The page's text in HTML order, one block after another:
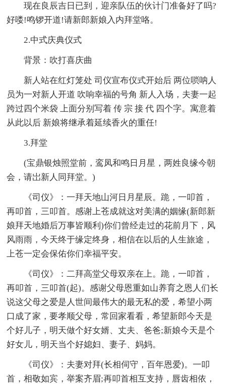
现在良辰吉日已到，迎亲队伍的伙计门准备好了吗?
好喽!鸣锣开道!请新郎新娘入内拜堂咯。
2.中式庆典仪式
背景：吹打喜庆曲
新人站在红灯笼处 司仪宣布仪式开始后 两位唢呐人
员为一对新人开道 吹响幸福的号角 新人入场，夫妻一起
跨过四个米袋 上面分别写着 传 宗 接 代 四个字。寓意着
从此以后 新娘将继承着延续香火的重任!
3.拜堂
(宝鼎银烛照堂前，鸾凤和鸣日月星，两姓良缘今朝
会，请岀新人同拜堂。)
《司仪》：一拜天地山河日月星辰。跪，一叩首，
再叩首，三叩首。感谢上苍成就这对美满的姻缘(新郎新
娘拜天地婚后万事皆顺利)你们曾经走过的花前月下，风
风雨雨，今天终于缘定终身，相信在以后的人生旅途，
上苍一定会保佑你们幸福平安。
《司仪》：二拜高堂父母双亲在上。跪，一叩首，
再叩首，三叩首(起)。感谢父母恩重如山养育之恩人们长
说这父母之爱是人世间最伟大的最无私的爱，希望小两
口成了家，要孝顺父母，常回家看看，希望新郎今天是
个好儿子，明天做个好女婿、丈夫、爸爸;新娘今天是个
好女儿，明天当个好媳妇、妻子、妈妈。
《司仪》：夫妻对拜(长相伺守，百年恩爱)。一叩
首，相敬如宾，举案齐眉;再叩首相互支持，唇齿相依，